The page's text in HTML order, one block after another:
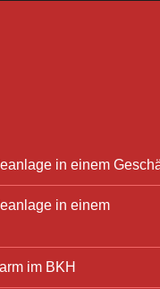
in einem
in einem
im BKH